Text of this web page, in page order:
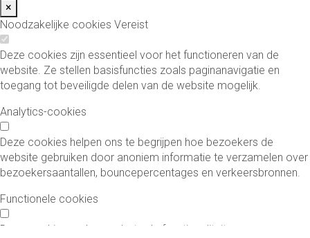
×
Noodzakelijke cookies Vereist
Deze cookies zijn essentieel voor het functioneren van de
website. Ze stellen basisfuncties zoals paginanavigatie en
toegang tot beveiligde delen van de website mogelijk.
Analytics-cookies
Deze cookies helpen ons te begrijpen hoe bezoekers de
website gebruiken door anoniem informatie te verzamelen over
bezoekersaantallen, bouncepercentages en verkeersbronnen.
Functionele cookies
Deze cookies maken verbeterde functionaliteit en